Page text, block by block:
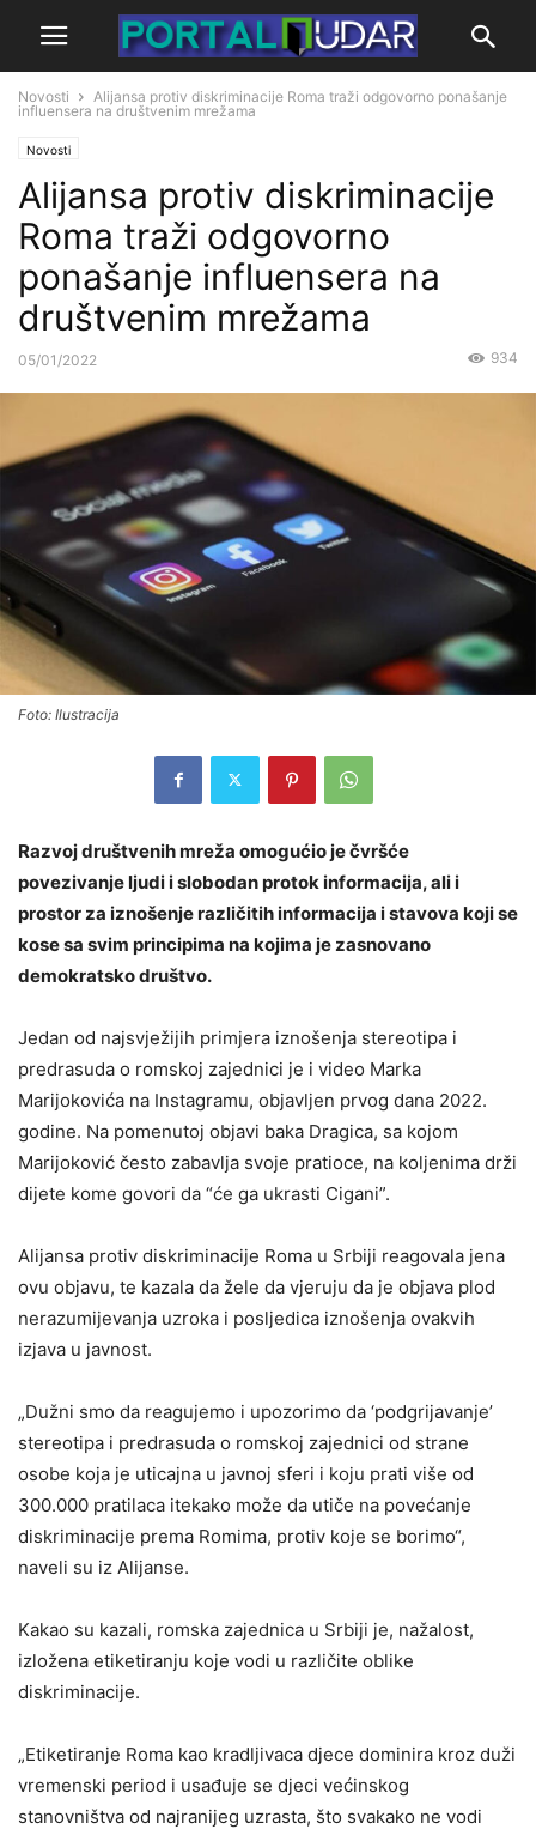
Novosti
Alijansa protiv diskriminacije Roma traži odgovorno ponašanje
influensera na društvenim mrežama
Novosti
Alijansa protiv diskriminacije
Roma traži odgovorno
ponašanje influensera na
društvenim mrežama
05/01/2022 934
Foto: Ilustracija
Razvoj društvenih mreža omogućio je čvršće
povezivanje ljudi i slobodan protok informacija, ali i
prostor za iznošenje različitih informacija i stavova koji se
kose sa svim principima na kojima je zasnovano
demokratsko društvo.
Jedan od najsvježijih primjera iznošenja stereotipa i
predrasuda o romskoj zajednici je i video Marka
Marijokovića na Instagramu, objavljen prvog dana 2022.
godine. Na pomenutoj objavi baka Dragica, sa kojom
Marijoković često zabavlja svoje pratioce, na koljenima drži
dijete kome govori da “će ga ukrasti Cigani”.
Alijansa protiv diskriminacije Roma u Srbiji reagovala jena
ovu objavu, te kazala da žele da vjeruju da je objava plod
nerazumijevanja uzroka i posljedica iznošenja ovakvih
izjava u javnost.
„Dužni smo da reagujemo i upozorimo da ‘podgrijavanje’
stereotipa i predrasuda o romskoj zajednici od strane
osobe koja je uticajna u javnoj sferi i koju prati više od
300.000 pratilaca itekako može da utiče na povećanje
diskriminacije prema Romima, protiv koje se borimo“,
naveli su iz Alijanse.
Kakao su kazali, romska zajednica u Srbiji je, nažalost,
izložena etiketiranju koje vodi u različite oblike
diskriminacije.
„Etiketiranje Roma kao kradljivaca djece dominira kroz duži
vremenski period i usađuje se djeci većinskog
stanovništva od najranijeg uzrasta, što svakako ne vodi